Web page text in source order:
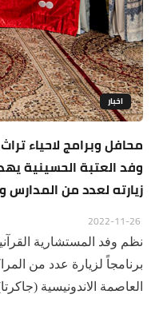
اخبار
محافل وبرامج لاحياء
وفد العتبة الحسينية
زيارته لعدد من المدارس
نظم وفد المستشارية
برنامجاً لزيارة عدد من
العاصمة الاندونيسية